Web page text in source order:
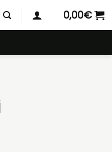
0,00€